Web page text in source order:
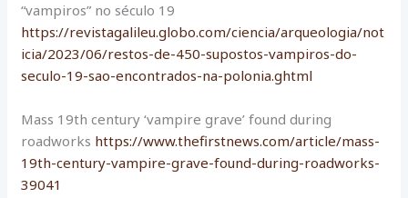
“vampiros” no século 19
https://revistagalileu.globo.com/ciencia/arqueologia/not
icia/2023/06/restos-de-450-supostos-vampiros-do-
seculo-19-sao-encontrados-na-polonia.ghtml
Mass 19th century ‘vampire grave’ found during
roadworks https://www.thefirstnews.com/article/mass-
19th-century-vampire-grave-found-during-roadworks-
39041